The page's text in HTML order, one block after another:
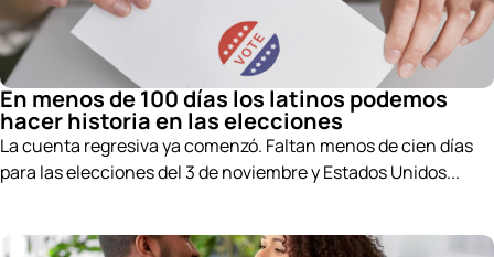
En menos de 100 días los latinos podemos
hacer historia en las elecciones
La cuenta regresiva ya comenzó. Faltan menos de cien días
para las elecciones del 3 de noviembre y Estados Unidos...